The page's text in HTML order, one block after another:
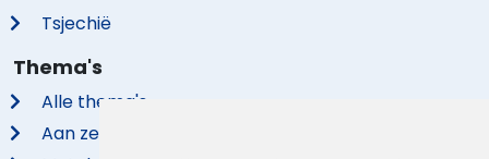
Tsjechië
Thema's
Alle thema's
Aan zee